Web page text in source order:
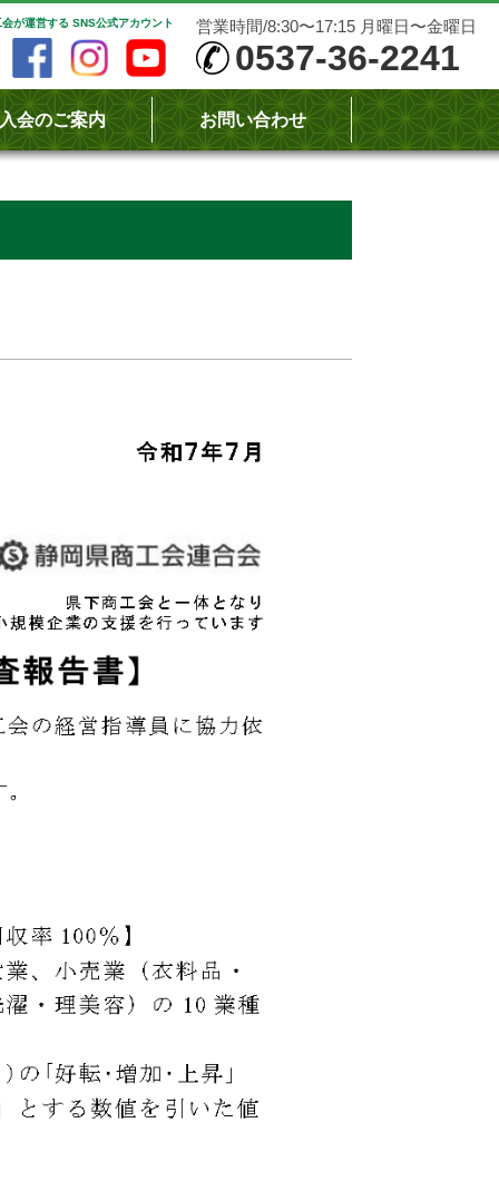
が運営する SNS公式アカウント 営業時間/8:30〜17:15 月曜日〜金曜日
0537-36-2241
会のご案内 お問い合わせ